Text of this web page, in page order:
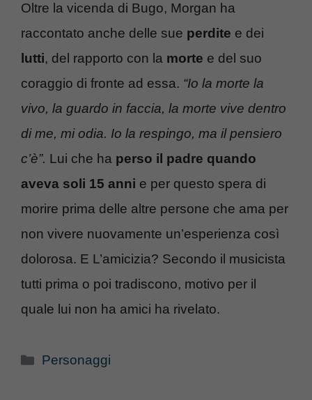
Oltre la vicenda di Bugo, Morgan ha
raccontato anche delle sue perdite e dei
lutti, del rapporto con la morte e del suo
coraggio di fronte ad essa. “Io la morte la
vivo, la guardo in faccia, la morte vive dentro
di me, mi odia. Io la respingo, ma il pensiero
c’è”. Lui che ha perso il padre quando
aveva soli 15 anni e per questo spera di
morire prima delle altre persone che ama per
non vivere nuovamente un’esperienza così
dolorosa. E L’amicizia? Secondo il musicista
tutti prima o poi tradiscono, motivo per il
quale lui non ha amici ha rivelato.
Categorie
Personaggi